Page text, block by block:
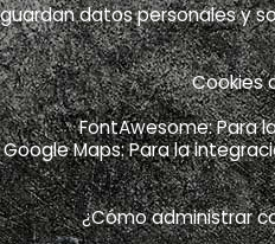
datos personales y
Cookies
FontAwesome: Para
Google Maps: Para la
¿Cómo administrar